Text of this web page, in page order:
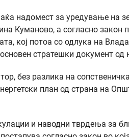
надомест за уредување на
Куманово, а согласно закон
кој потоа со одлука на
стратешки документ од
без разлика на
план од страна на
и наводни тврдења за